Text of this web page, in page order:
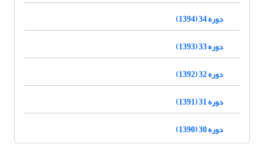
دوره 34 (1394)
دوره 33 (1393)
دوره 32 (1392)
دوره 31 (1391)
دوره 30 (1390)